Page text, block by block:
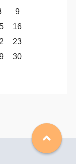
9
16
23
30